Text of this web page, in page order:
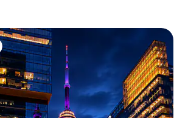
z kategorii Wybór gości